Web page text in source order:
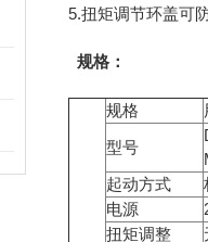
5.扭矩调节环盖可
规格：
规格
型号
起动方式
电源
扭矩调整